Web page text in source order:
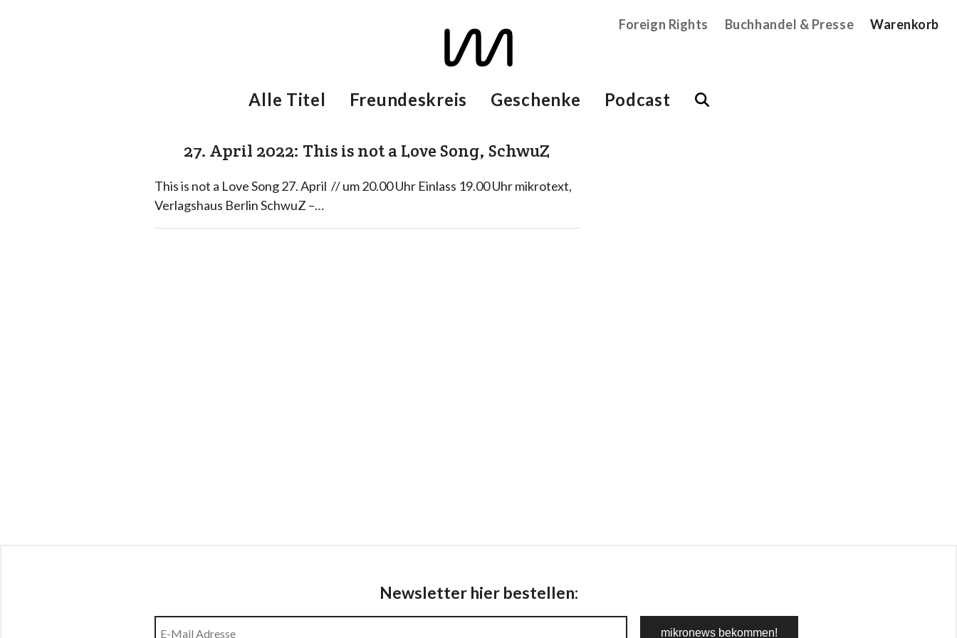
Foreign Rights Buchhandel & Presse Warenkorb
Alle Titel Freundeskreis Geschenke Podcast
27. April 2022: This is not a Love Song, SchwuZ
This is not a Love Song 27. April // um 20.00 Uhr Einlass 19.00 Uhr mikrotext,
Verlagshaus Berlin SchwuZ –…
Newsletter hier bestellen: